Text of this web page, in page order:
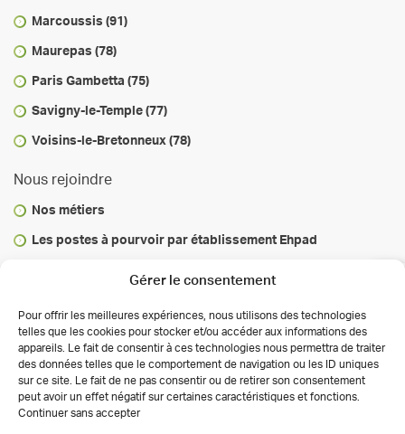
Gérer le consentement
Pour offrir les meilleures expériences, nous utilisons des technologies
telles que les cookies pour stocker et/ou accéder aux informations des
appareils. Le fait de consentir à ces technologies nous permettra de traiter
des données telles que le comportement de navigation ou les ID uniques
sur ce site. Le fait de ne pas consentir ou de retirer son consentement
peut avoir un effet négatif sur certaines caractéristiques et fonctions.
Continuer sans accepter
Marcoussis (91)
Maurepas (78)
Paris Gambetta (75)
Savigny-le-Temple (77)
Voisins-le-Bretonneux (78)
Nous rejoindre
Nos métiers
Les postes à pourvoir par établissement Ehpad
Infos & conseils
Actualités
Autorisations des activités de soins
Déclaration de confidentialité (UE)
Conditions générales